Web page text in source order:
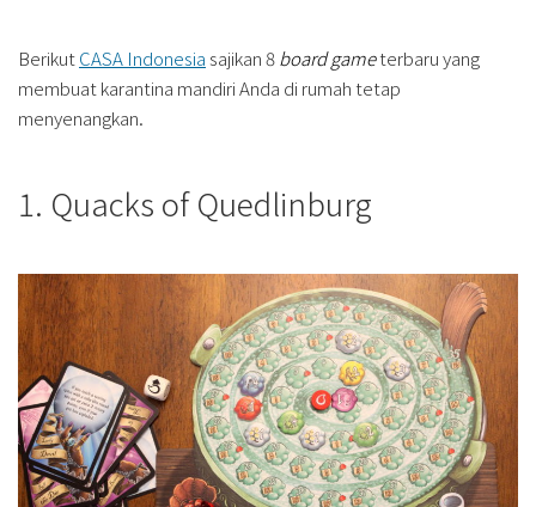
BerikutCASA Indonesiasajikan 8board gameterbaru yang
membuat karantina mandiri Anda di rumah tetap
menyenangkan.
1. Quacks of Quedlinburg